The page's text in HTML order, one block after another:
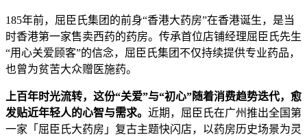
185年前，屈臣氏集团的前身“香港大药房”在香港诞生，是当
时香港第一家售卖西药的药房。传承首位店铺经理屈臣氏先生
“用心关爱顾客”的信念，屈臣氏集团不仅持续提供专业药品，
也曾为贫苦大众赠医施药。
上百年时光流转，这份“关爱”与“初心”随着消费趋势迭代，愈
发贴近年轻人的心智与需求。 近期，屈臣氏在广州推出全国第
一家「屈臣氏大药房」复古主题快闪店，以药房历史场景为灵